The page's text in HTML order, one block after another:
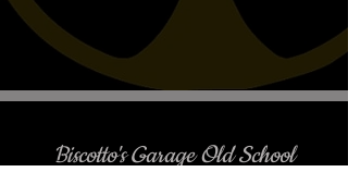
Biscotto's Garage Old School